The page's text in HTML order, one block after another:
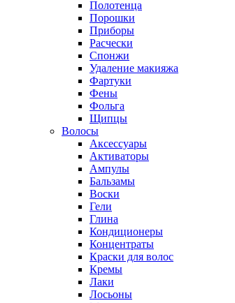
Полотенца
Порошки
Приборы
Расчески
Спонжи
Удаление макияжа
Фартуки
Фены
Фольга
Щипцы
Волосы
Аксессуары
Активаторы
Ампулы
Бальзамы
Воски
Гели
Глина
Кондиционеры
Концентраты
Краски для волос
Кремы
Лаки
Лосьоны